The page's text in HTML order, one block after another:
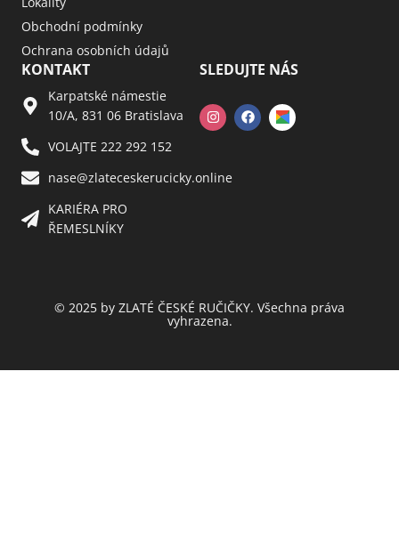
Obchodní podmínky
Ochrana osobních údajů
KONTAKT
Karpatské námestie
10/A, 831 06 Bratislava
VOLAJTE 222 292 152
nase@zlateceskerucicky.online
KARIÉRA PRO
ŘEMESLNÍKY
SLEDUJTE NÁS
© 2025 by ZLATÉ ČESKÉ RUČIČKY. Všechna práva
vyhrazena.